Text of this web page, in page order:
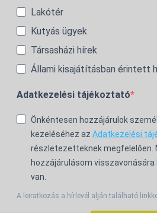
Lakótér
Kutyás ügyek
Társasházi hírek
Állami kisajátításban érintett
Adatkezelési tájékoztató
Önkéntesen hozzájárulok
kezeléséhez az Adatkezelési
részletezetteknek megfelelően.
hozzájárulásom
van.
A leiratkozás a hírlevél alján található